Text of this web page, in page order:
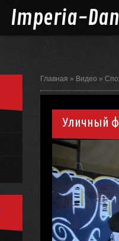
Imperia-
Главная » Видео »
Уличный